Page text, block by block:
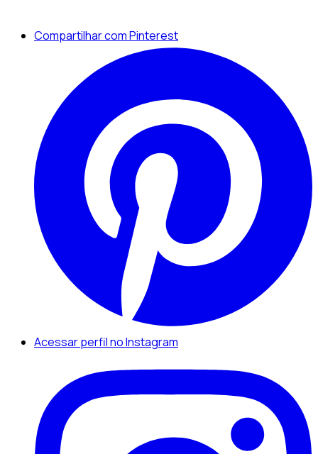
Compartilhar com Pinterest
Acessar perfil no Instagram